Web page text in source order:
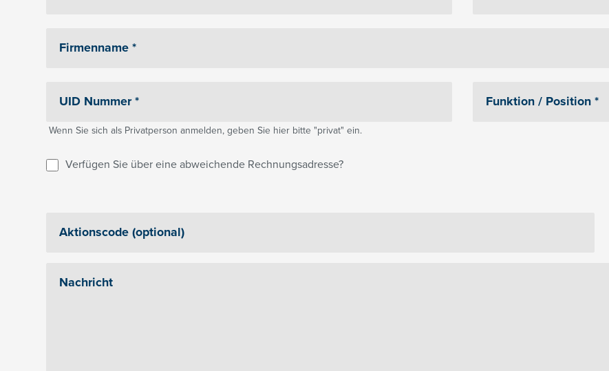
Wenn Sie sich als Privatperson anmelden, geben Sie hier bitte "privat" ein.
Verfügen Sie über eine abweichende Rechnungsadresse?